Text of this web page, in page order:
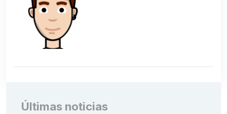
Últimas noticias